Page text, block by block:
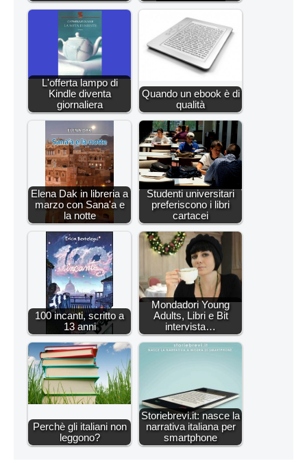
L'offerta lampo di
Kindle diventa
giornaliera
Quando un ebook è di
qualità
Elena Dak in libreria a
marzo con Sana'a e
la notte
Studenti universitari
preferiscono i libri
cartacei
100 incanti, scritto a
13 anni
Mondadori Young
Adults, Libri e Bit
intervista…
Perchè gli italiani non
leggono?
Storiebrevi.it: nasce la
narrativa italiana per
smartphone